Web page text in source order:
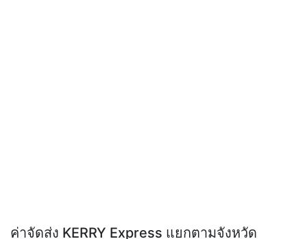
ค่าจัดส่ง KERRY Express แยกตามจังหวัด